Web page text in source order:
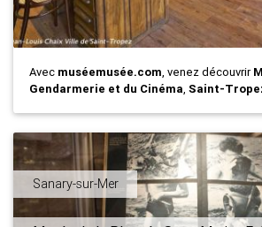
Avec muséemusée.com, venez découvrir
Gendarmerie et du Cinéma, Saint-
Sanary-sur-Mer